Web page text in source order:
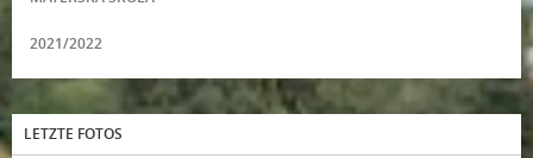
2021/2022
LETZTE FOTOS